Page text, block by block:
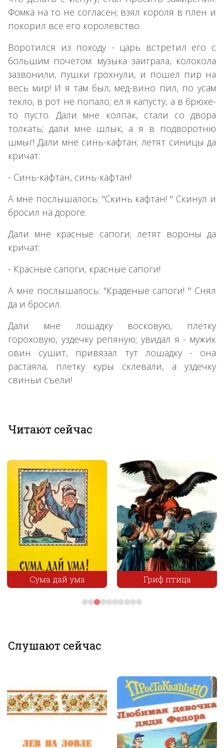
Фомка на то не согласен; взял короля в плен и
покорил все его королевство.
Воротился из походу - царь встретил его с
большим почетом: музыка заиграла, колокола
зазвонили, пушки грохнули, и пошел пир на
весь мир! И я там был, мед-вино пил, по усам
текло, в рот не попало; ел я капусту, а в брюхе-
то пусто. Дали мне колпак, стали со двора
толкать; дали мне шлык, а я в подворотню
шмыг! Дали мне синь-кафтан; летят синицы да
кричат:
- Синь-кафтан, синь-кафтан!
А мне послышалось: "Скинь кафтан! " Скинул и
бросил на дороге.
Дали мне красные сапоги; летят вороны да
кричат:
- Красные сапоги, красные сапоги!
А мне послышалось: "Краденые сапоги! " Снял
да и бросил.
Дали мне лошадку восковую, плетку
гороховую, уздечку репяную; увидал я - мужик
овин сушит, привязал тут лошадку - она
растаяла, плетку куры склевали, а уздечку
свиньи съели!
Читают сейчас
Сума дай ума Гриф птица
Слушают сейчас